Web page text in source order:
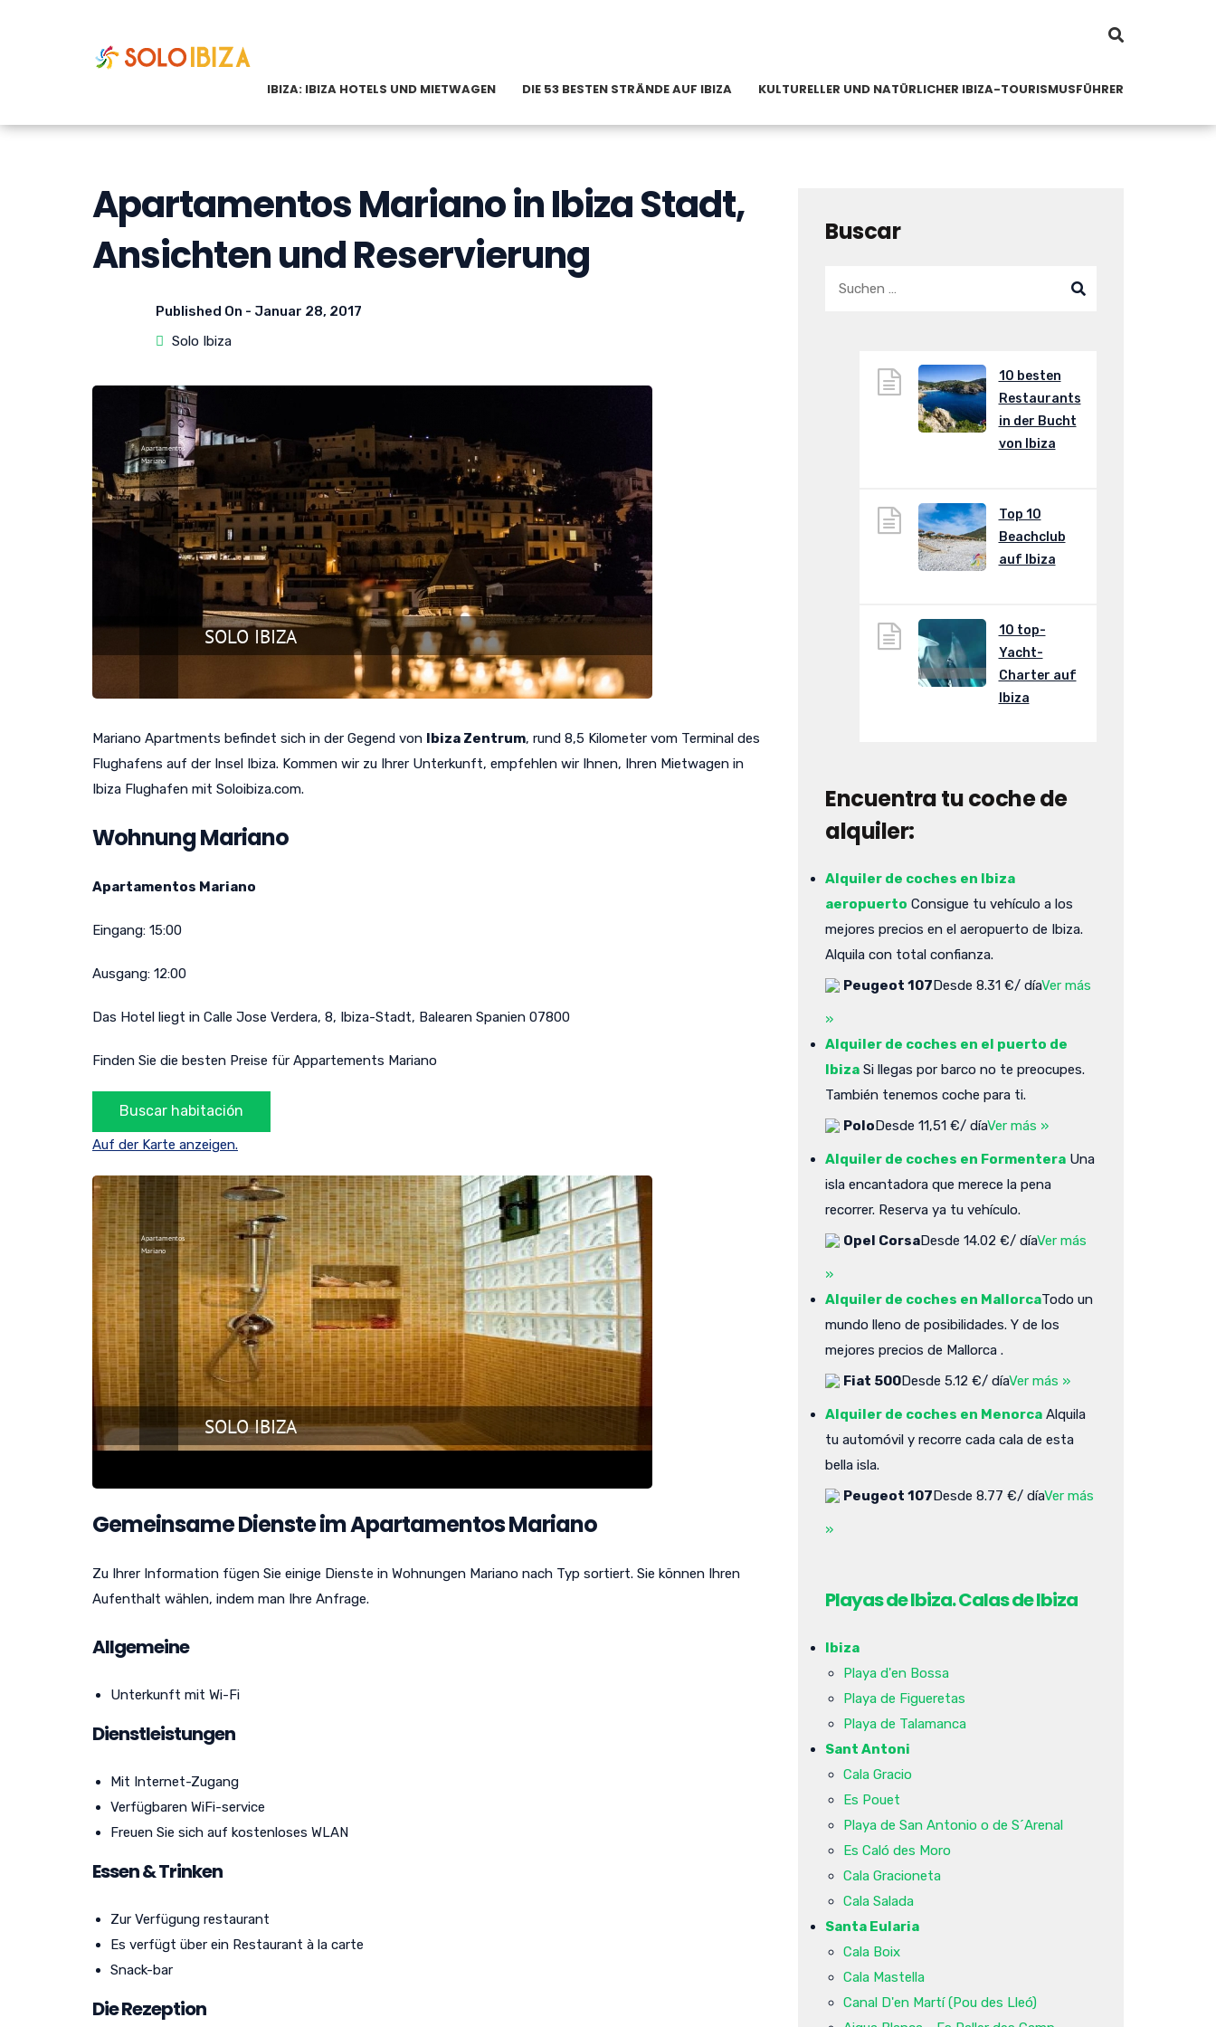
IBIZA: IBIZA HOTELS UND MIETWAGEN DIE 53 BESTEN STRÄNDE AUF IBIZA KULTURELLER UND NATÜRLICHER IBIZA-TOURISMUSFÜHRER
Apartamentos Mariano in Ibiza Stadt,
Ansichten und Reservierung
Published On - Januar 28, 2017
Solo Ibiza
Mariano Apartments befindet sich in der Gegend von Ibiza Zentrum, rund 8,5 Kilometer vom Terminal des
Flughafens auf der Insel Ibiza. Kommen wir zu Ihrer Unterkunft, empfehlen wir Ihnen, Ihren Mietwagen in
Ibiza Flughafen mit Soloibiza.com.
Wohnung Mariano
Apartamentos Mariano
Eingang: 15:00
Ausgang: 12:00
Das Hotel liegt in Calle Jose Verdera, 8, Ibiza-Stadt, Balearen Spanien 07800
Finden Sie die besten Preise für Appartements Mariano
Auf der Karte anzeigen.
Gemeinsame Dienste im Apartamentos Mariano
Zu Ihrer Information fügen Sie einige Dienste in Wohnungen Mariano nach Typ sortiert. Sie können Ihren
Aufenthalt wählen, indem man Ihre Anfrage.
Allgemeine
Unterkunft mit Wi-Fi
Dienstleistungen
Mit Internet-Zugang
Verfügbaren WiFi-service
Freuen Sie sich auf kostenloses WLAN
Essen & Trinken
Zur Verfügung restaurant
Es verfügt über ein Restaurant à la carte
Snack-bar
Die Rezeption
Buscar
10 besten
Restaurants
in der Bucht
von Ibiza
Top 10
Beachclub
auf Ibiza
10 top-
Yacht-
Charter auf
Ibiza
Encuentra tu coche de
alquiler:
Alquiler de coches en Ibiza
aeropuerto Consigue tu vehículo a los
mejores precios en el aeropuerto de Ibiza.
Alquila con total confianza.
Peugeot 107Desde 8.31 €/ díaVer más
»
Alquiler de coches en el puerto de
Ibiza Si llegas por barco no te preocupes.
También tenemos coche para ti.
PoloDesde 11,51 €/ díaVer más »
Alquiler de coches en Formentera Una
isla encantadora que merece la pena
recorrer. Reserva ya tu vehículo.
Opel CorsaDesde 14.02 €/ díaVer más
»
Alquiler de coches en MallorcaTodo un
mundo lleno de posibilidades. Y de los
mejores precios de Mallorca .
Fiat 500Desde 5.12 €/ díaVer más »
Alquiler de coches en Menorca Alquila
tu automóvil y recorre cada cala de esta
bella isla.
Peugeot 107Desde 8.77 €/ díaVer más
»
Playas de Ibiza. Calas de Ibiza
Ibiza
Playa d'en Bossa
Playa de Figueretas
Playa de Talamanca
Sant Antoni
Cala Gracio
Es Pouet
Playa de San Antonio o de S´Arenal
Es Caló des Moro
Cala Gracioneta
Cala Salada
Santa Eularia
Cala Boix
Cala Mastella
Canal D'en Martí (Pou des Lleó)